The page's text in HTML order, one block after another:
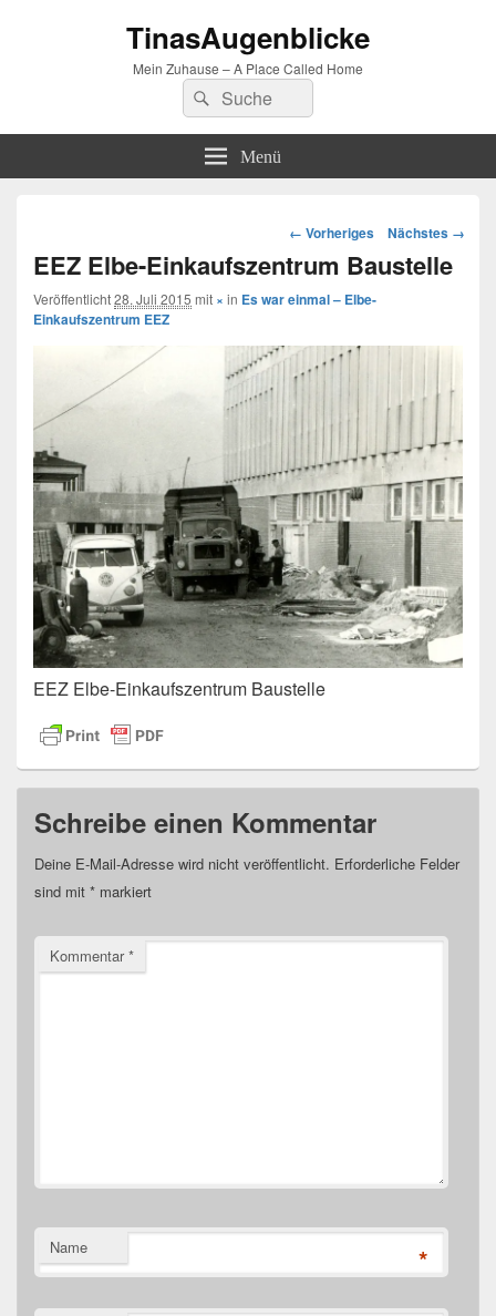
TinasAugenblicke
Mein Zuhause – A Place Called Home
Suchen
nach:
Suchen
Menü
Bilder-
Navigation
← Vorheriges Nächstes →
EEZ Elbe-Einkaufszentrum Baustelle
Veröffentlicht28. Juli 2015 mit × in Es war einmal – Elbe-
Einkaufszentrum EEZ
EEZ Elbe-Einkaufszentrum Baustelle
Schreibe einen Kommentar
Deine E-Mail-Adresse wird nicht veröffentlicht. Erforderliche Felder
sind mit * markiert
Kommentar*
Name *